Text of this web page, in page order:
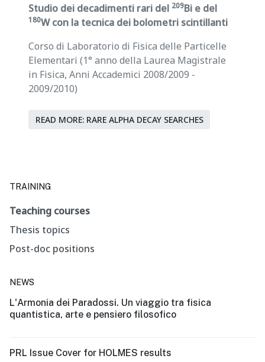
Studio dei decadimenti rari del 209Bi e del
180W con la tecnica dei bolometri scintillanti
Corso di Laboratorio di Fisica delle Particelle
Elementari (1° anno della Laurea Magistrale
in Fisica, Anni Accademici 2008/2009 -
2009/2010)
READ MORE: RARE ALPHA DECAY SEARCHES
TRAINING
Teaching courses
Thesis topics
Post-doc positions
NEWS
L'Armonia dei Paradossi. Un viaggio tra fisica
quantistica, arte e pensiero filosofico
PRL Issue Cover for HOLMES results